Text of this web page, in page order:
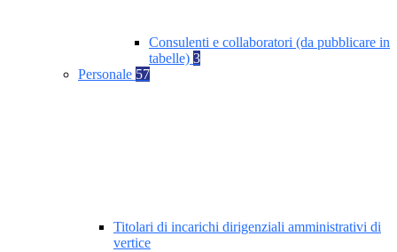
Consulenti e collaboratori (da pubblicare in
tabelle) 3
Personale 57
Titolari di incarichi dirigenziali amministrativi di
vertice